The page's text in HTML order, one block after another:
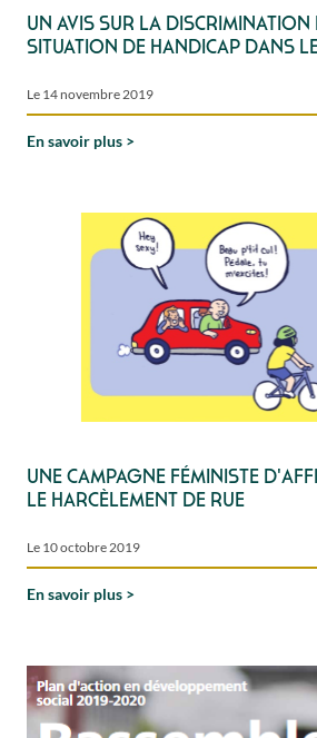
Un avis sur la discrimination
situation de handicap dans
Le 14 novembre 2019
En savoir plus
Une campagne féministe
le harcèlement de rue
Le 10 octobre 2019
En savoir plus